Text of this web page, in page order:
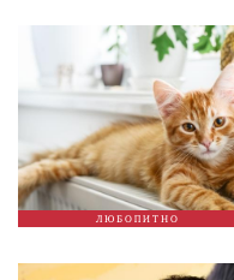
ЛЮБОПИТНО